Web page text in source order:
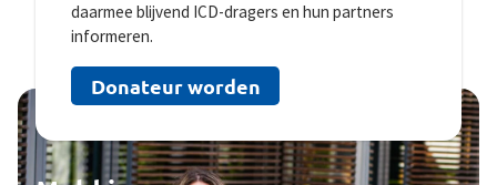
daarmee blijvend ICD-dragers en hun partners
informeren.
Donateur worden